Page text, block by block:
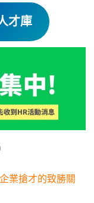
才庫
業搶才的致勝關